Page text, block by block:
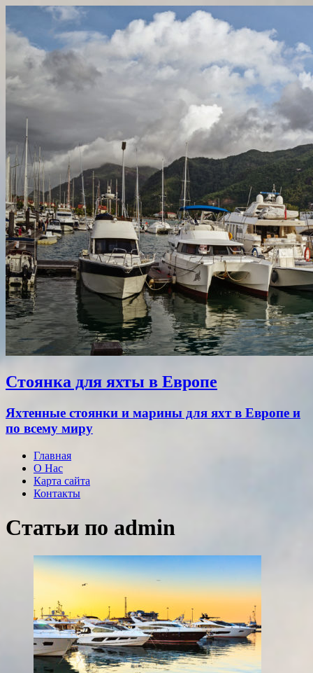
Стоянка для яхты в Европе
Яхтенные стоянки и марины для яхт в Европе и
по всему миру
Главная
О Нас
Карта сайта
Контакты
Статьи по admin